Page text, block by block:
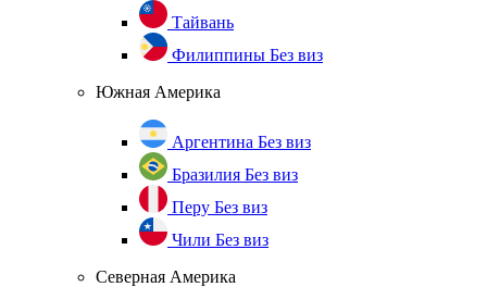
Тайвань
Филиппины Без виз
Южная Америка
Аргентина Без виз
Бразилия Без виз
Перу Без виз
Чили Без виз
Северная Америка